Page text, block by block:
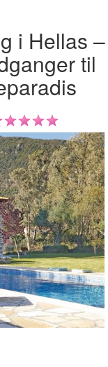
i Hellas –
til